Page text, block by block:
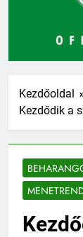
Kezdőoldal
Kezdődik a